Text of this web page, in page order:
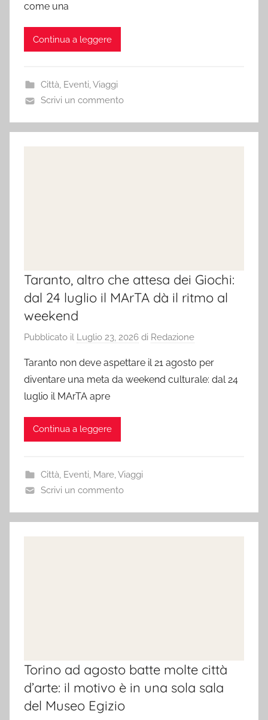
come una
Continua a leggere
Città, Eventi,Viaggi
Scrivi un commento
Taranto, altro che attesa dei Giochi:
dal 24 luglio il MArTA dà il ritmo al
weekend
Pubblicato il Luglio 23, 2026 di Redazione
Taranto non deve aspettare il 21 agosto per
diventare una meta da weekend culturale: dal 24
luglio il MArTA apre
Continua a leggere
Città, Eventi, Mare,Viaggi
Scrivi un commento
Torino ad agosto batte molte città
d’arte: il motivo è in una sola sala
del Museo Egizio